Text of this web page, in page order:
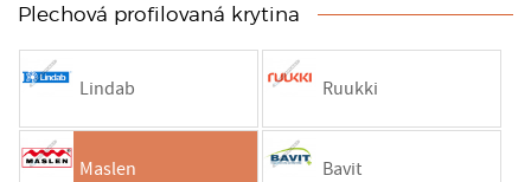
Plechová profilovaná krytina
Lindab Ruukki
Maslen Bavit